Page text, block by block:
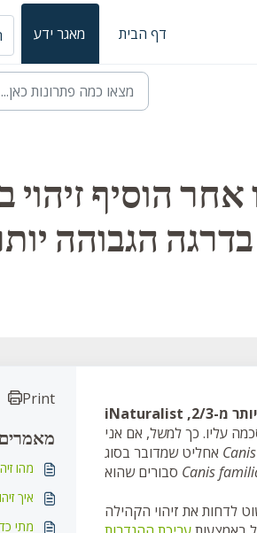
דף הבית מאגר ידע
הוסיף זיהוי
הגבוהה
iNaturalist בוחרת את הטקסון שיש לו הסכמה של יותר מ-2/3,
עליו. כך למשל, אם אני
Canis
Canis
לדחות את זיהוי הקהילה
Print
מאמרים
מהו
איך
מתי